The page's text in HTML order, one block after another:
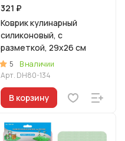
321 ₽
Коврик кулинарный
силиконовый, с
разметкой, 29х26 см
5
В наличии
Арт. DH80-134
В корзину